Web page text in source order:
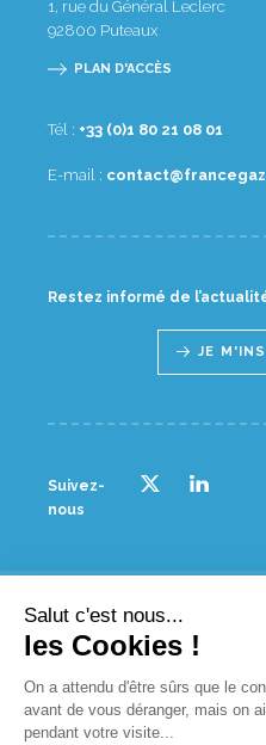
1, rue du Général Leclerc
92800 Puteaux
PLAN D'ACCÈS
Tél : 10 80 12 08 1(0) 33+
E-mail :
Restez informé de
JE
Suivez-
nous
© France gaz - 2023
PLAN D’ACCÈS
Salut c'est nous...
les Cookies !
On a attendu d'être sûrs que le
avant de vous déranger, mais on
pendant votre visite...